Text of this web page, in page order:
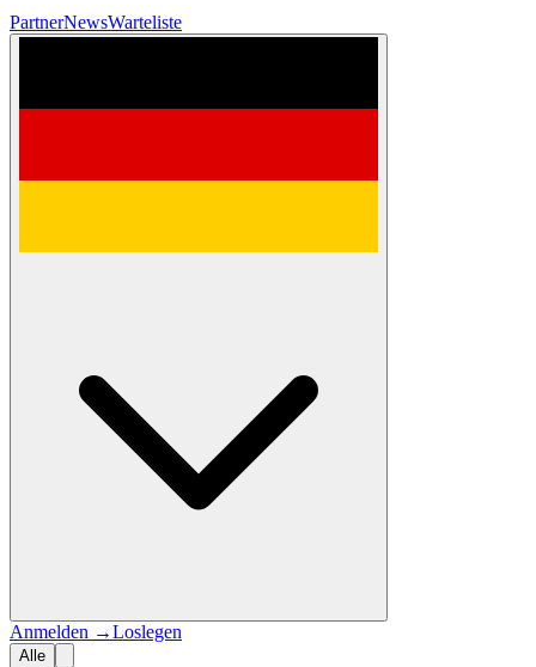
PartnerNewsWarteliste
Anmelden →Loslegen
Alle